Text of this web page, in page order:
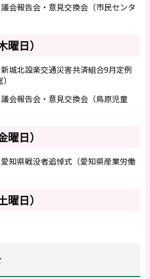
会報告会・意見交換会（市民センタ
曜日）
城北設楽交通災害共済組合9月定例
会報告会・意見交換会（鳥原児童
曜日）
知県戦没者追悼式（愛知県産業労働
曜日）